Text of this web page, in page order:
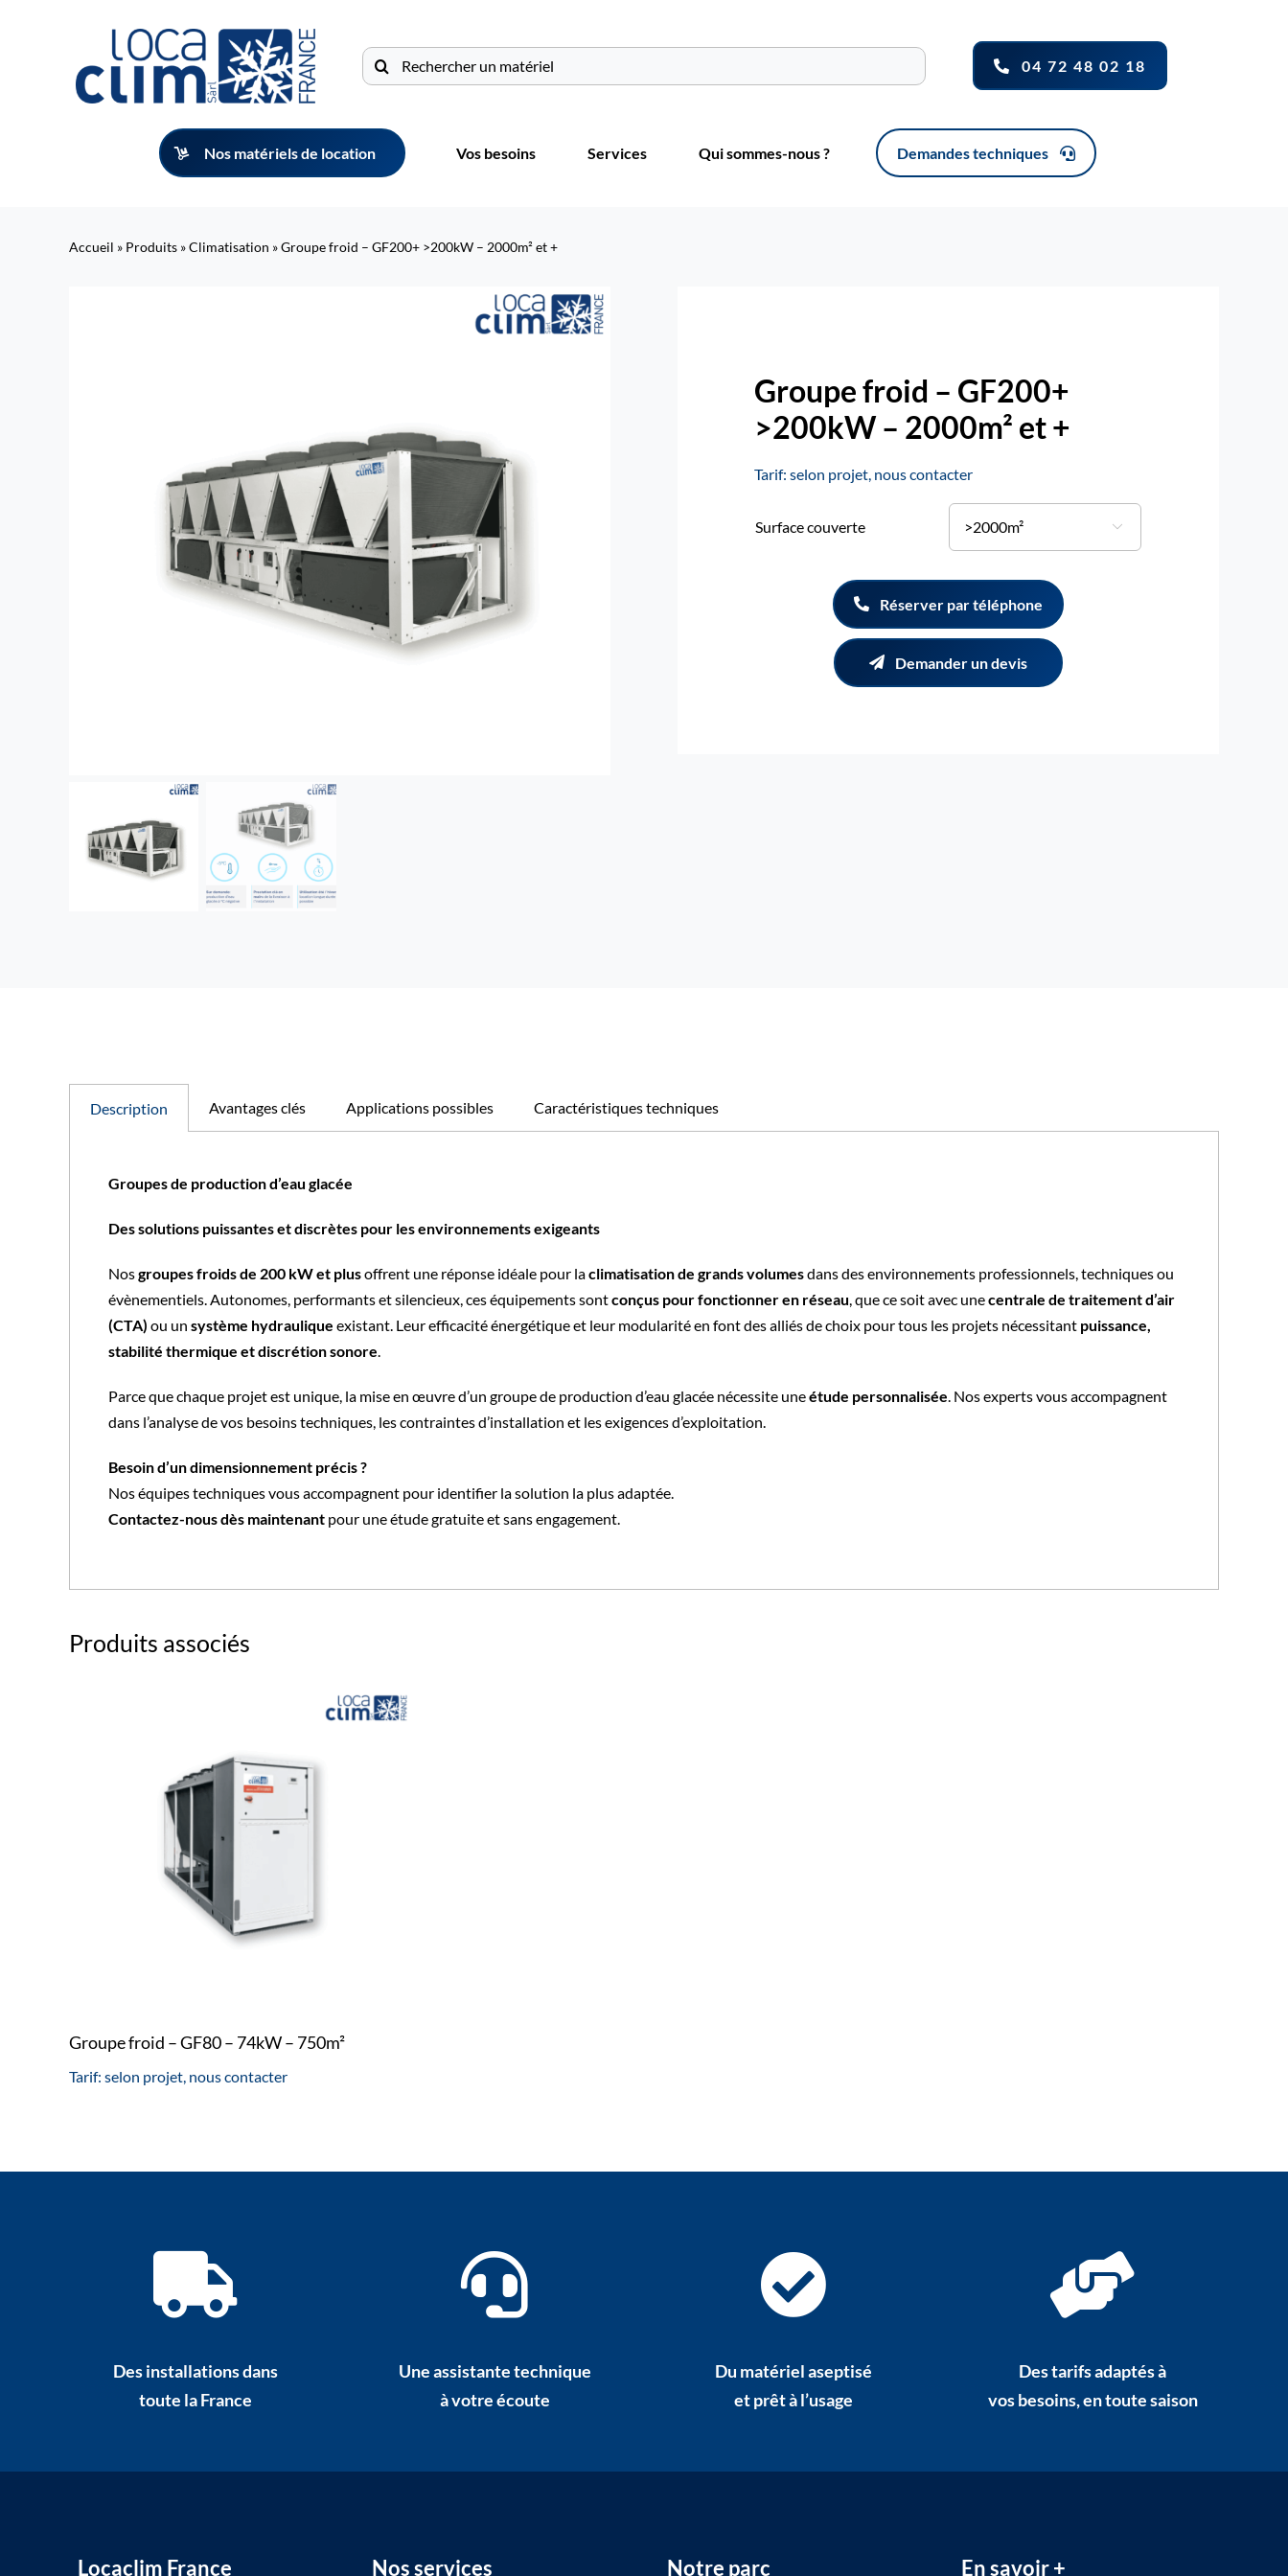
Rechercher: 04 72 48 02 18
Nos matériels de location Vos besoins Services Qui sommes-nous ? Demandes techniques
Accueil » Produits »Climatisation »Groupe froid – GF200+ >200kW – 2000m² et +
Groupe froid – GF200+
>200kW – 2000m² et +
Tarif: selon projet, nous contacter
Surface couverte 
Réserver par téléphone
Demander un devis
Description Avantages clés Applications possibles Caractéristiques techniques
Groupes de production d’eau glacée
Des solutions puissantes et discrètes pour les environnements exigeants
Nosgroupes froids de 200 kW et plusoffrent une réponse idéale pour laclimatisation de grands volumesdans des environnements professionnels, techniques ou
évènementiels. Autonomes, performants et silencieux, ces équipements sontconçus pour fonctionner en réseau, que ce soit avec unecentrale de traitement d’air
(CTA) ou un système hydraulique existant. Leur efficacité énergétique et leur modularité en font des alliés de choix pour tous les projets nécessitant puissance,
stabilité thermique et discrétion sonore.
Parce que chaque projet est unique, la mise en œuvre d’un groupe de production d’eau glacée nécessite uneétude personnalisée. Nos experts vous accompagnent
dans l’analyse de vos besoins techniques, les contraintes d’installation et les exigences d’exploitation.
Besoin d’un dimensionnement précis ?
Nos équipes techniques vous accompagnent pour identifier la solution la plus adaptée.
Contactez-nous dès maintenantpour une étude gratuite et sans engagement.
Produits associés
Groupe froid – GF80 – 74kW – 750m²
Tarif: selon projet, nous contacter
Des installations dans
toute la France
Une assistante technique
à votre écoute
Du matériel aseptisé
et prêt à l’usage
Des tarifs adaptés à
vos besoins, en toute saison
Locaclim France Nos services Notre parc En savoir +